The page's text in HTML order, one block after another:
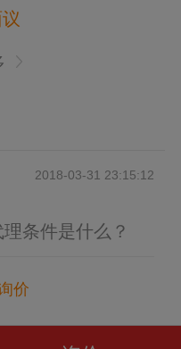
盘式喷灌机
2018-03-31 23:15:12
条件是什么？
价